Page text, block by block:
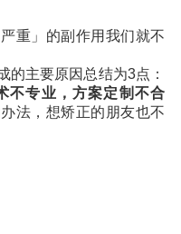
重」的副作用我们就不
的主要原因总结为3点：
不专业，方案定制不合
法，想矫正的朋友也不